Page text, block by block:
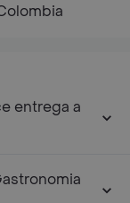
entrega a